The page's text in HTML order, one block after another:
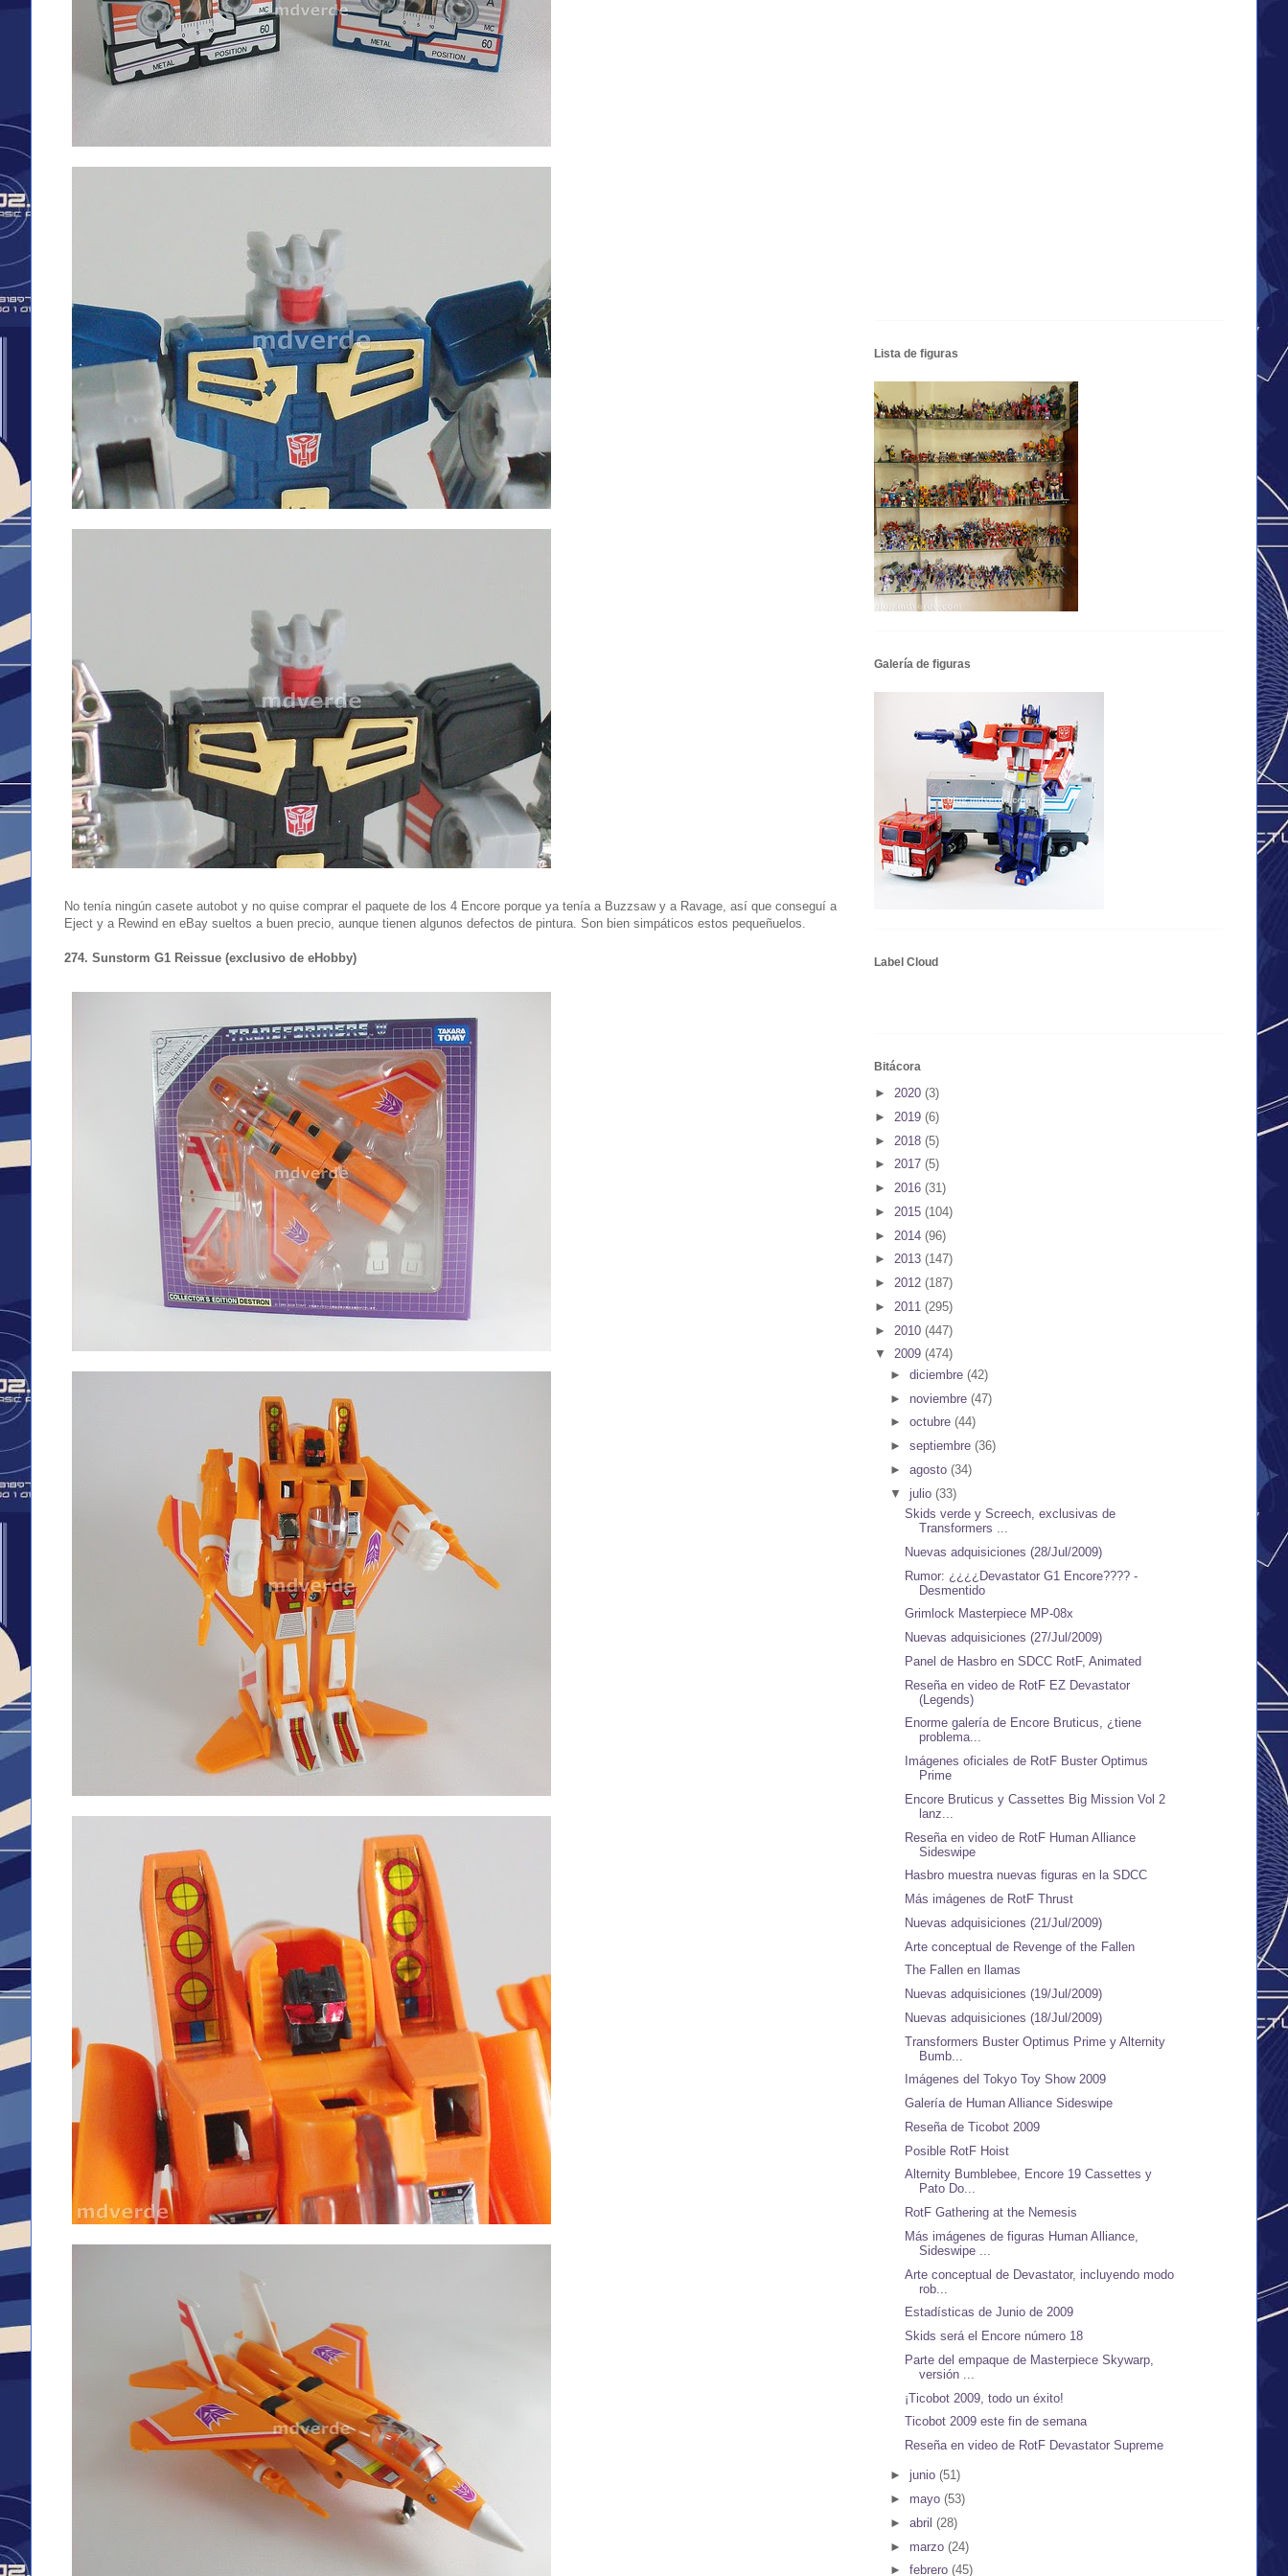
No tenía ningún casete autobot y no quise comprar el paquete de los 4 Encore porque ya tenía a Buzzsaw y a Ravage, así que conseguí a
Eject y a Rewind en eBay sueltos a buen precio, aunque tienen algunos defectos de pintura. Son bien simpáticos estos pequeñuelos.
274. Sunstorm G1 Reissue (exclusivo de eHobby)
Lista de figuras
Galería de figuras
Label Cloud
Bitácora
► 2020 (3)
► 2019 (6)
► 2018 (5)
► 2017 (5)
► 2016 (31)
► 2015 (104)
► 2014 (96)
► 2013 (147)
► 2012 (187)
► 2011 (295)
► 2010 (447)
▼ 2009 (474)
► diciembre (42)
► noviembre (47)
► octubre (44)
► septiembre (36)
► agosto (34)
▼ julio (33)
Skids verde y Screech, exclusivas de
Transformers ...
Nuevas adquisiciones (28/Jul/2009)
Rumor: ¿¿¿¿Devastator G1 Encore???? -
Desmentido
Grimlock Masterpiece MP-08x
Nuevas adquisiciones (27/Jul/2009)
Panel de Hasbro en SDCC RotF, Animated
Reseña en video de RotF EZ Devastator
(Legends)
Enorme galería de Encore Bruticus, ¿tiene
problema...
Imágenes oficiales de RotF Buster Optimus
Prime
Encore Bruticus y Cassettes Big Mission Vol 2
lanz...
Reseña en video de RotF Human Alliance
Sideswipe
Hasbro muestra nuevas figuras en la SDCC
Más imágenes de RotF Thrust
Nuevas adquisiciones (21/Jul/2009)
Arte conceptual de Revenge of the Fallen
The Fallen en llamas
Nuevas adquisiciones (19/Jul/2009)
Nuevas adquisiciones (18/Jul/2009)
Transformers Buster Optimus Prime y Alternity
Bumb...
Imágenes del Tokyo Toy Show 2009
Galería de Human Alliance Sideswipe
Reseña de Ticobot 2009
Posible RotF Hoist
Alternity Bumblebee, Encore 19 Cassettes y
Pato Do...
RotF Gathering at the Nemesis
Más imágenes de figuras Human Alliance,
Sideswipe ...
Arte conceptual de Devastator, incluyendo modo
rob...
Estadísticas de Junio de 2009
Skids será el Encore número 18
Parte del empaque de Masterpiece Skywarp,
versión ...
¡Ticobot 2009, todo un éxito!
Ticobot 2009 este fin de semana
Reseña en video de RotF Devastator Supreme
► junio (51)
► mayo (53)
► abril (28)
► marzo (24)
► febrero (45)